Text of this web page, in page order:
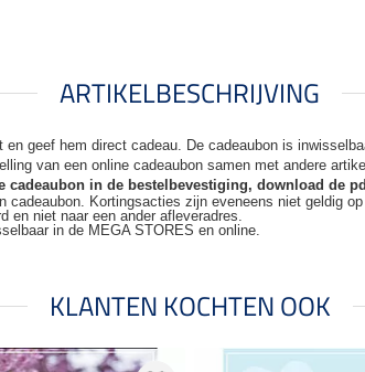
ARTIKELBESCHRIJVING
en geef hem direct cadeau. De cadeaubon is
van een online cadeaubon samen met andere
in de bestelbevestiging, download de
cadeaubon. Kortingsacties zijn eveneens niet geldig
en niet naar een ander afleveradres.
in de MEGA STORES en online.
KLANTEN KOCHTEN OOK